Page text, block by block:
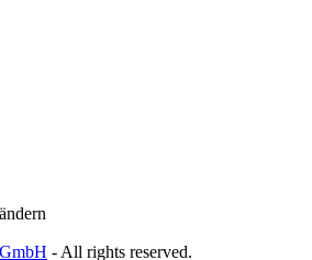
- All rights reserved.